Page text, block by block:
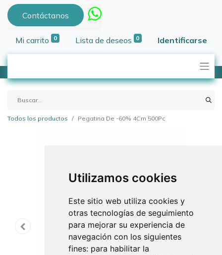
Utilizamos cookies
Este sitio web utiliza cookies y
otras tecnologías de seguimiento
para mejorar su experiencia de
navegación con los siguientes
fines: para habilitar la
Contáctanos
Mi carrito 0 Lista de deseos 0 Identificarse
Todos los productos Pegatina De -60% 4Cm 500Pc